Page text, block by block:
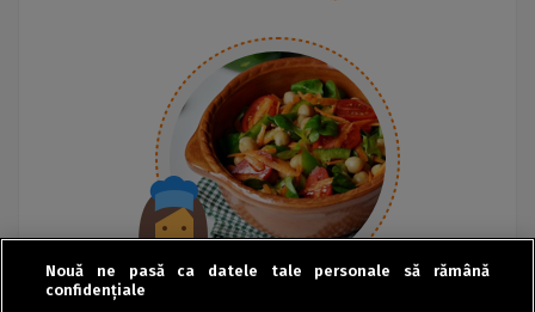
Nouă ne pasă ca datele tale personale să rămână
confidențiale